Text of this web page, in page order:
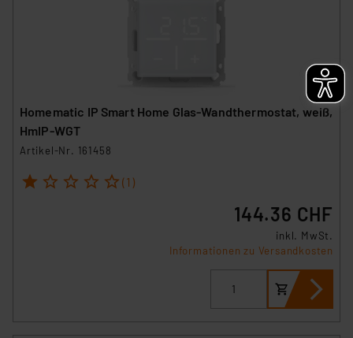
Homematic IP Smart Home Glas-Wandthermostat, weiß,
HmIP-WGT
Artikel-Nr. 161458
1 2 3 4 5 (1)
144.36 CHF
inkl. MwSt.
Informationen zu Versandkosten